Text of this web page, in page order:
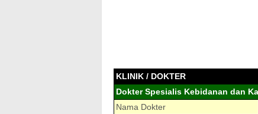
KLINIK / DOKTER
Dokter Spesialis Kebidanan dan
Nama Dokter